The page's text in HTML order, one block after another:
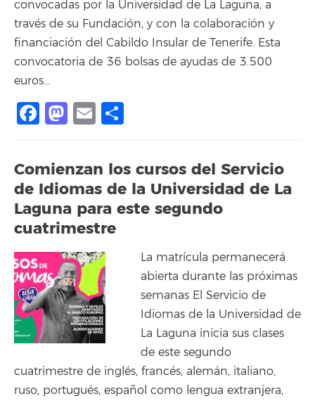
convocadas por la Universidad de La Laguna, a
través de su Fundación, y con la colaboración y
financiación del Cabildo Insular de Tenerife. Esta
convocatoria de 36 bolsas de ayudas de 3.500
euros…
Facebook
Mastodon
Email
Comienzan los cursos del Servicio
de Idiomas de la Universidad de La
Laguna para este segundo
cuatrimestre
La matrícula permanecerá
abierta durante las próximas
semanas El Servicio de
Idiomas de la Universidad de
La Laguna inicia sus clases
de este segundo
cuatrimestre de inglés, francés, alemán, italiano,
ruso, portugués, español como lengua extranjera,